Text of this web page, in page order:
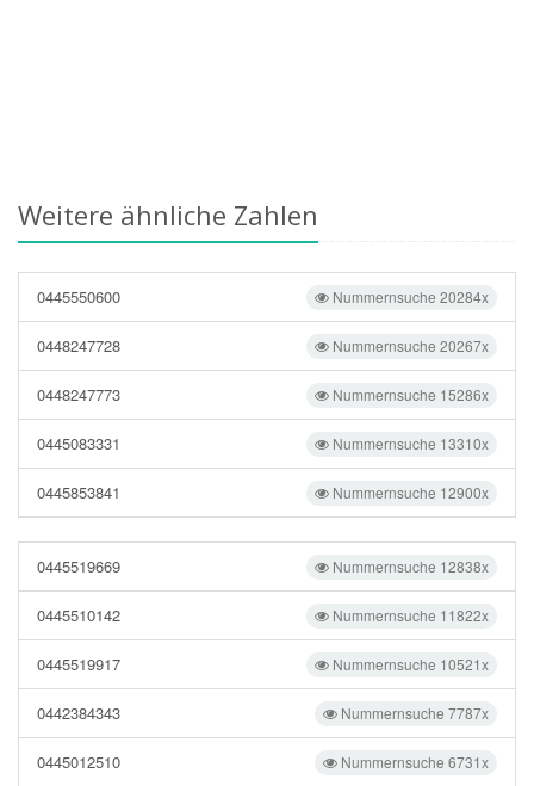
Weitere ähnliche Zahlen
Nummernsuche 20284x
0445550600
Nummernsuche 20267x
0448247728
Nummernsuche 15286x
0448247773
Nummernsuche 13310x
0445083331
Nummernsuche 12900x
0445853841
Nummernsuche 12838x
0445519669
Nummernsuche 11822x
0445510142
Nummernsuche 10521x
0445519917
Nummernsuche 7787x
0442384343
Nummernsuche 6731x
0445012510